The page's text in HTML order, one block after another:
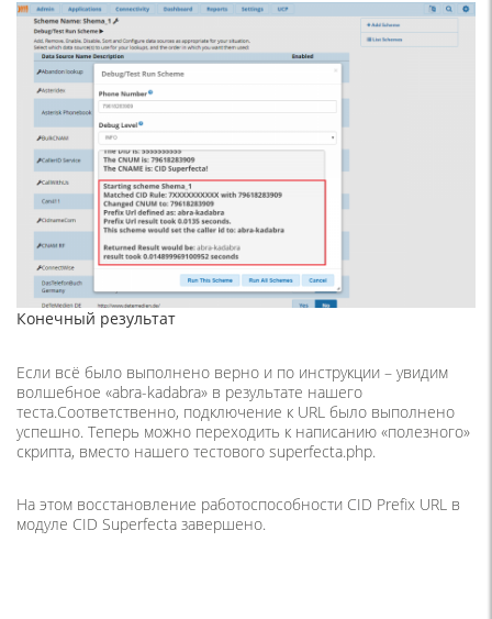
Конечный результат
Если всё было выполнено верно и по инструкции – увидим
волшебное «abra-kadabra» в результате нашего
теста.Соответственно, подключение к URL было выполнено
успешно. Теперь можно переходить к написанию «полезного»
скрипта, вместо нашего тестового superfecta.php.
На этом восстановление работоспособности CID Prefix URL в
модуле CID Superfecta завершено.